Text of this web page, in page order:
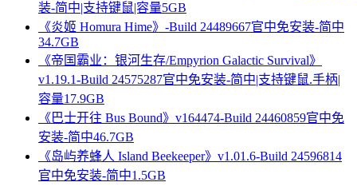
装-简中|支持键鼠|容量5GB
《炎姬 Homura Hime》-Build 24489667官中免安装-简中
34.7GB
《帝国霸业：银河生存/Empyrion Galactic Survival》
v1.19.1-Build 24575287官中免安装-简中|支持键鼠.手柄|
容量17.9GB
《巴士开往 Bus Bound》v164474-Build 24460859官中免
安装-简中46.7GB
《岛屿养蜂人 Island Beekeeper》v1.01.6-Build 24596814
官中免安装-简中1.5GB